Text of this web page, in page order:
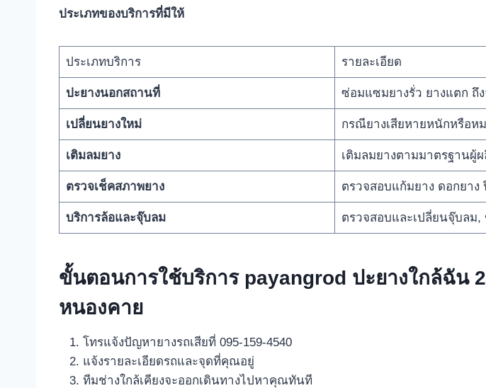
ประเภทของบริการที่มีให้
ประเภทบริการ รายละเอียด
ปะยางนอกสถานที่ ซ่อมแซมยางรั่ว ยางแตก ถึง
เปลี่ยนยางใหม่ กรณียางเสียหายหนักหรือห
เติมลมยาง เติมลมยางตามมาตรฐานผู้
ตรวจเช็คสภาพยาง ตรวจสอบแก้มยาง ดอกยาง
บริการล้อและจุ๊บลม ตรวจสอบและเปลี่ยนจุ๊บลม
ขั้นตอนการใช้บริการ payangrod ปะยางใกล้ฉัน
หนองคาย
โทรแจ้งปัญหายางรถเสียที่ 095-159-4540
แจ้งรายละเอียดรถและจุดที่คุณอยู่
ทีมช่างใกล้เคียงจะออกเดินทางไปหาคุณทันที